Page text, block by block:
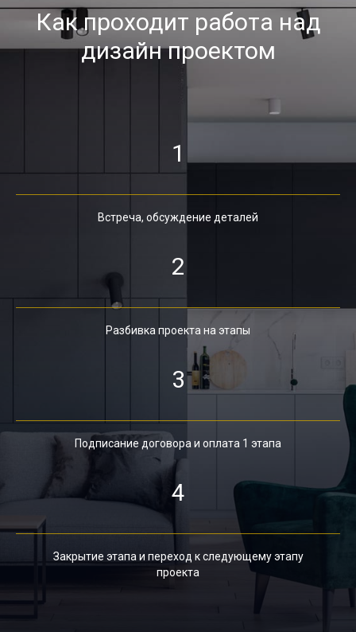
Как проходит работа над
дизайн проектом
1
Встреча, обсуждение деталей
2
Разбивка проекта на этапы
3
Подписание договора и оплата 1 этапа
4
Закрытие этапа и переход к следующему этапу
проекта